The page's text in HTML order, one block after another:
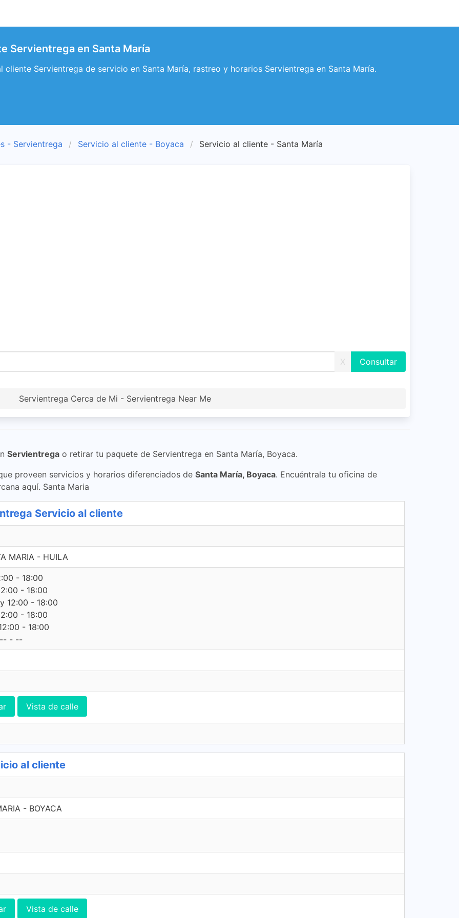
Servientrega en Santa María
cliente Servientrega de servicio en Santa María, rastreo y horarios Servientrega en Santa María.
- Servientrega Servicio al cliente - Boyaca Servicio al cliente - Santa María
X
Servientrega Cerca de Mi - Servientrega Near Me
Servientrega o retirar tu paquete de Servientrega en Santa María, Boyaca.
proveen servicios y horarios diferenciados de Santa María, Boyaca. Encuéntrala tu oficina de
aquí. Santa Maria
Servicio al cliente
MARIA - HUILA
- 18:00
- 18:00
12:00 - 18:00
- 18:00
- 18:00
-- - --
Vista de calle
al cliente
- BOYACA
Vista de calle